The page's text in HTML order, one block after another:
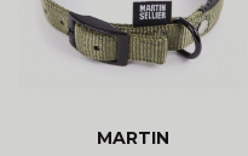
MARTIN